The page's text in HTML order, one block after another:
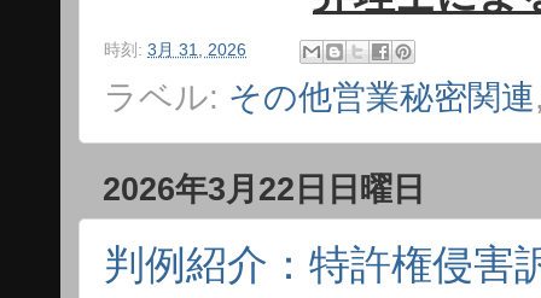
時刻: 3月 31, 2026
ラベル: その他営業秘密関連
2026年3月22日日曜日
判例紹介：特許権侵害